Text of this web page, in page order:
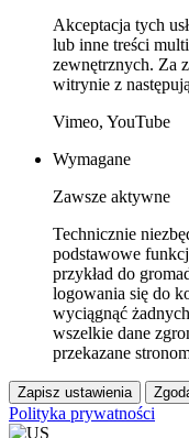
Akceptacja tych
lub inne treści
zewnętrznych. Za
witrynie z
Vimeo, YouTube
Wymagane
Zawsze aktywne
Technicznie
podstawowe
przykład do
logowania się do
wyciągnąć
wszelkie dane
przekazane
Zapisz ustawienia
Polityka prywatności